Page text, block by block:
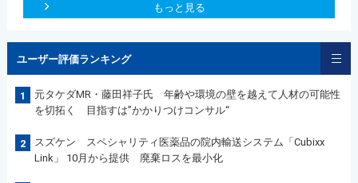
もっと見る
ユーザー評価ランキング
1
元タケダMR・藤田祥子氏 年齢や環境の壁を越えて人材の可能性
を切拓く 目指すは”かかりつけコンサル“
2
スズケン スペシャリティ医薬品の院内輸送システム「Cubixx
Link」 10月から提供 廃棄ロスを最小化